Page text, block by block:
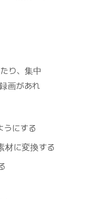
り、集中
画があれ
うにする
材に変換する